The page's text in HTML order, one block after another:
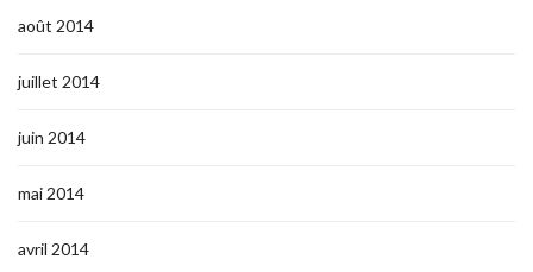
août 2014
juillet 2014
juin 2014
mai 2014
avril 2014